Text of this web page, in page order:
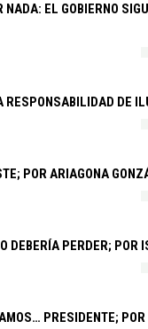
NADA: EL GOBIERNO
DE
POR ARIAGONA
DEBERÍA PERDER; POR
PRESIDENTE;